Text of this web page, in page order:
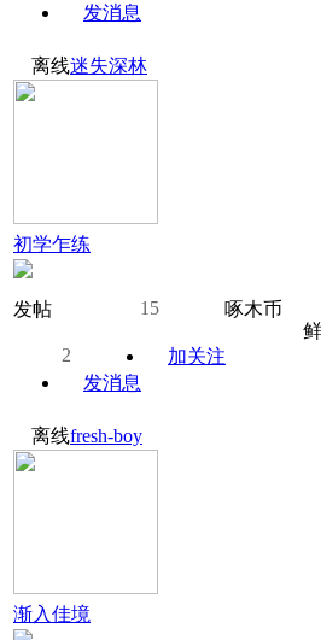
发消息
离线迷失深林
初学乍练
发帖 15 啄木币
2
加关注
发消息
离线fresh-boy
渐入佳境